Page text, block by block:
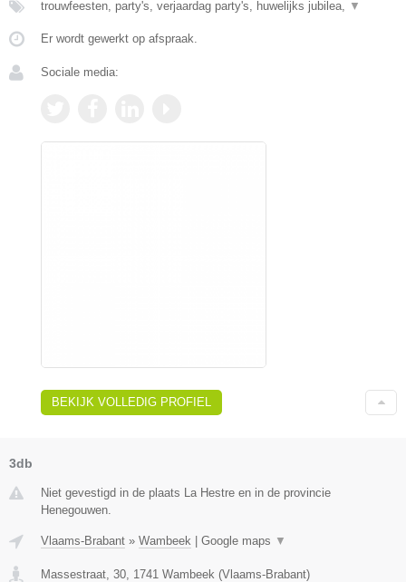
trouwfeesten, party's, verjaardag party's, huwelijks jubilea, ▼
Er wordt gewerkt op afspraak.
Sociale media:
BEKIJK VOLLEDIG PROFIEL
3db
Niet gevestigd in de plaats La Hestre en in de provincie
Henegouwen.
Vlaams-Brabant » Wambeek Google maps ▼
Massestraat, 30 1741 Wambeek (Vlaams-Brabant)